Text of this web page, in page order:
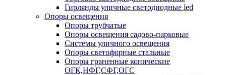
Гирлянды уличные светодиодные led
Опоры освещения
Опоры трубчатые
Опоры освещения садово-парковые
Системы уличного освещения
Опоры светофорные стальные
Опоры граненные конические
ОГК,НФГ,СФГ,ОГС